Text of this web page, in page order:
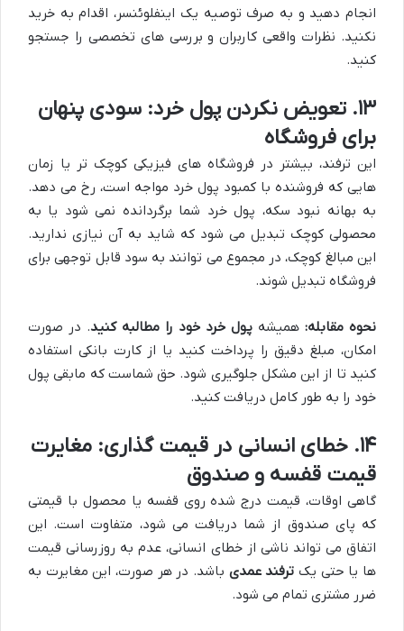
انجام دهید و به صرف توصیه یک اینفلوئنسر، اقدام به خرید
نکنید. نظرات واقعی کاربران و بررسی های تخصصی را جستجو
کنید.
۱۳. تعویض نکردن پول خرد: سودی پنهان
برای فروشگاه
این ترفند، بیشتر در فروشگاه های فیزیکی کوچک تر یا زمان
هایی که فروشنده با کمبود پول خرد مواجه است، رخ می دهد.
به بهانه نبود سکه، پول خرد شما برگردانده نمی شود یا به
محصولی کوچک تبدیل می شود که شاید به آن نیازی ندارید.
این مبالغ کوچک، در مجموع می توانند به سود قابل توجهی برای
فروشگاه تبدیل شوند.
نحوه مقابله: همیشه پول خرد خود را مطالبه کنید. در صورت
امکان، مبلغ دقیق را پرداخت کنید یا از کارت بانکی استفاده
کنید تا از این مشکل جلوگیری شود. حق شماست که مابقی پول
خود را به طور کامل دریافت کنید.
۱۴. خطای انسانی در قیمت گذاری: مغایرت
قیمت قفسه و صندوق
گاهی اوقات، قیمت درج شده روی قفسه یا محصول با قیمتی
که پای صندوق از شما دریافت می شود، متفاوت است. این
اتفاق می تواند ناشی از خطای انسانی، عدم به روزرسانی قیمت
ها یا حتی یک ترفند عمدی باشد. در هر صورت، این مغایرت به
ضرر مشتری تمام می شود.